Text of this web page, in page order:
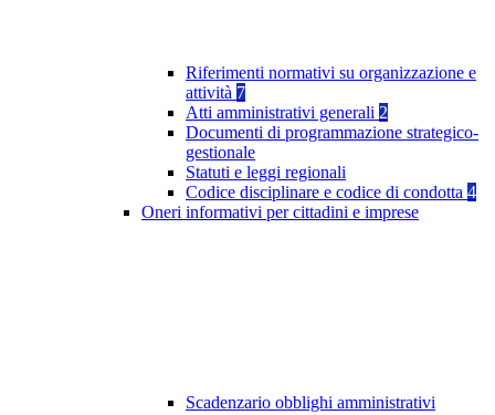
Riferimenti normativi su organizzazione e
attività 7
Atti amministrativi generali 2
Documenti di programmazione strategico-
gestionale
Statuti e leggi regionali
Codice disciplinare e codice di condotta 4
Oneri informativi per cittadini e imprese
Scadenzario obblighi amministrativi